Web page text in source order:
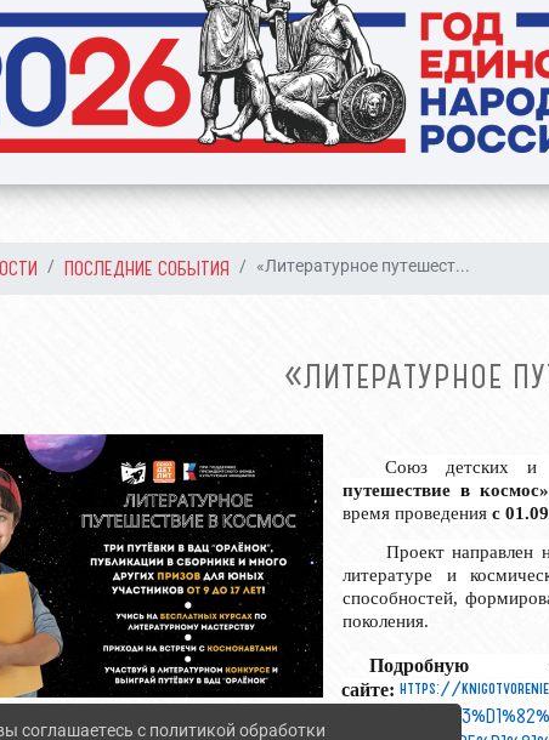
ПОСЛЕДНИЕ СОБЫТИЯ «Литературное путешест...
«ЛИТЕРАТУРНОЕ
Союз детских и
путешествиев космос»
время проведенияс
Проект направлен
литературе и
способностей,
поколения.
сайте: https://knigotvorenie
1%83%D
соглашаетесь с политикой обработки